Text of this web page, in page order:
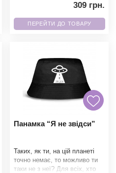
309 грн.
ПЕРЕЙТИ ДО ТОВАРУ
Панамка “Я не звідси”
Таких, як ти, на цій планеті
точно немає, то можливо ти
таки не з неї? Для всіх, хто